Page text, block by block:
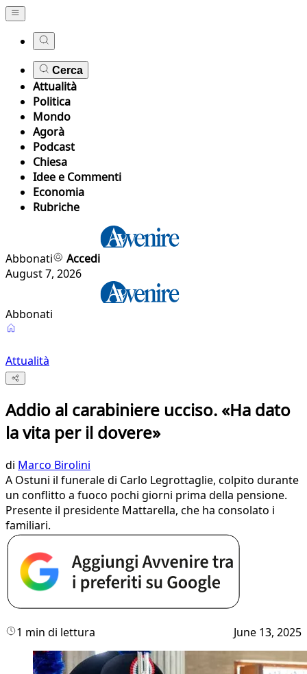
Cerca
Attualità
Politica
Mondo
Agorà
Podcast
Chiesa
Idee e Commenti
Economia
Rubriche
Abbonati
Accedi
August 7, 2026
Abbonati
Attualità
Addio al carabiniere ucciso. «Ha dato
la vita per il dovere»
di Marco Birolini
A Ostuni il funerale di Carlo Legrottaglie, colpito durante
un conflitto a fuoco pochi giorni prima della pensione.
Presente il presidente Mattarella, che ha consolato i
familiari.
1 min di lettura June 13, 2025